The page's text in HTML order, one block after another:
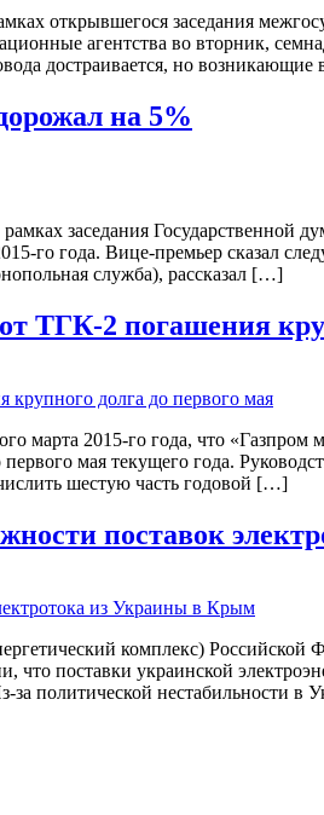
открывшегося заседания
агентства во вторник,
достраивается, но
на 5%
заседания
го года. Вице-премьер сказал
служба), рассказал […]
ТГК-2 погашения
марта 2015-го года, что
мая текущего года.
шестую часть годовой […]
поставок
комплекс)
что поставки украинской
за политической нестабильности в